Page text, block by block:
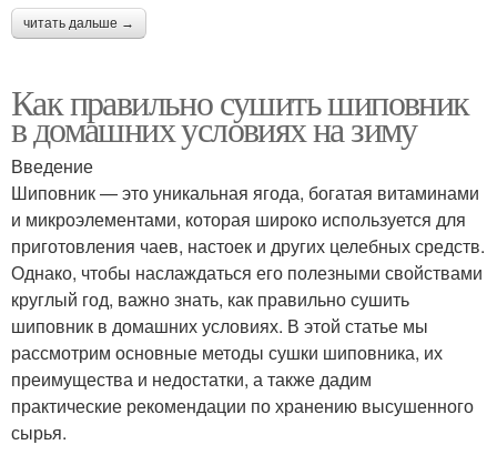
читать дальше →
Как правильно сушить шиповник
в домашних условиях на зиму
Введение
Шиповник — это уникальная ягода, богатая витаминами
и микроэлементами, которая широко используется для
приготовления чаев, настоек и других целебных средств.
Однако, чтобы наслаждаться его полезными свойствами
круглый год, важно знать, как правильно сушить
шиповник в домашних условиях. В этой статье мы
рассмотрим основные методы сушки шиповника, их
преимущества и недостатки, а также дадим
практические рекомендации по хранению высушенного
сырья.